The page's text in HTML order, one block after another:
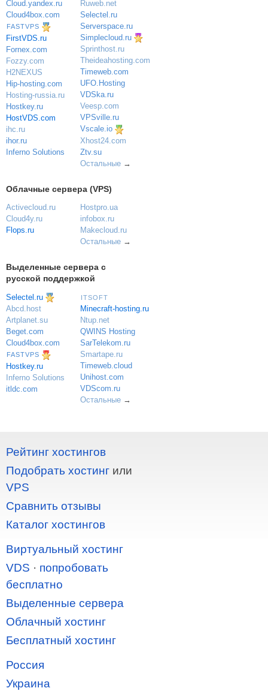
Cloud.yandex.ru
Cloud4box.com
FASTVPS
FirstVDS.ru
Fornex.com
Fozzy.com
H2NEXUS
Hip-hosting.com
Hosting-russia.ru
Hostkey.ru
HostVDS.com
ihc.ru
ihor.ru
Inferno Solutions
Ruweb.net
Selectel.ru
Serverspace.ru
Simplecloud.ru
Sprinthost.ru
Theideahosting.com
Timeweb.com
UFO.Hosting
VDSka.ru
Veesp.com
VPSville.ru
Vscale.io
Xhost24.com
Ztv.su
Остальные→
Облачные сервера (VPS)
Activecloud.ru
Cloud4y.ru
Flops.ru
Hostpro.ua
infobox.ru
Makecloud.ru
Остальные→
Выделенные сервера с
русской поддержкой
Selectel.ru
Abcd.host
Artplanet.su
Beget.com
Cloud4box.com
FASTVPS
Hostkey.ru
Inferno Solutions
itldc.com
ITSOFT
Minecraft-hosting.ru
Ntup.net
QWINS Hosting
SarTelekom.ru
Smartape.ru
Timeweb.cloud
Unihost.com
VDScom.ru
Остальные→
Рейтинг хостингов
Подобрать хостинг или
VPS
Сравнить отзывы
Каталог хостингов
Виртуальный хостинг
VDS · попробовать
бесплатно
Выделенные сервера
Облачный хостинг
Бесплатный хостинг
Россия
Украина